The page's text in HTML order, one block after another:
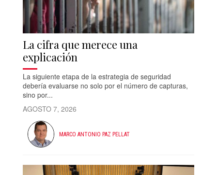
La cifra que merece una
explicación
La siguiente etapa de la estrategia de seguridad
debería evaluarse no solo por el número de capturas,
sino por...
AGOSTO 7, 2026
MARCO ANTONIO PAZ PELLAT